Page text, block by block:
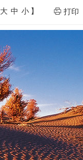
打印
大 中 小 】